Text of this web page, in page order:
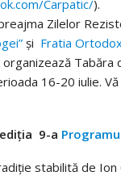
Carpatic/).
Zilelor
și Fratia
organizează Tabăra
16-20 iulie.
ediția 9-a
stabilită de Ion